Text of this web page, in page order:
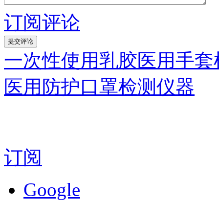
订阅评论
一次性使用乳胶医用手
医用防护口罩检测仪器
订阅
Google